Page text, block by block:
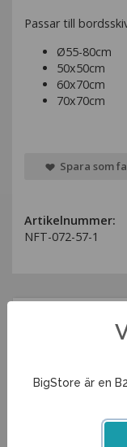
Passar till
Ø55-80cm
50x50cm
60x70cm
70x70cm
Spara som
Artikelnummer:
NFT-072-57-1
BigStore är en